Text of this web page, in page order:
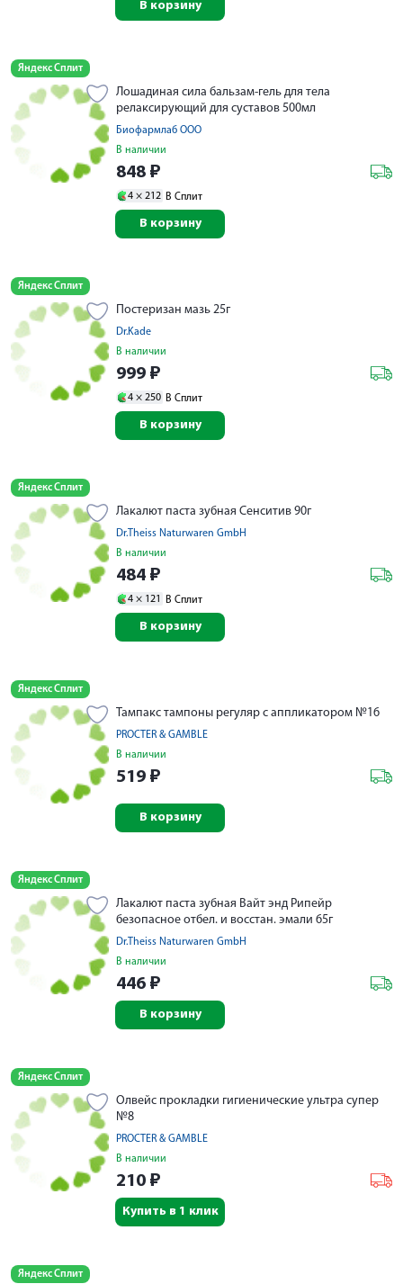
В корзину
Яндекс Сплит
Лошадиная сила бальзам-гель для тела
релаксирующий для суставов 500мл
Биофармлаб ООО
В наличии
848 ₽
4 × 212 В Сплит
В корзину
Яндекс Сплит
Постеризан мазь 25г
Dr.Kade
В наличии
999 ₽
4 × 250 В Сплит
В корзину
Яндекс Сплит
Лакалют паста зубная Сенситив 90г
Dr.Theiss Naturwaren GmbH
В наличии
484 ₽
4 × 121 В Сплит
В корзину
Яндекс Сплит
Тампакс тампоны регуляр с аппликатором №16
PROCTER & GAMBLE
В наличии
519 ₽
В корзину
Яндекс Сплит
Лакалют паста зубная Вайт энд Рипейр
безопасное отбел. и восстан. эмали 65г
Dr.Theiss Naturwaren GmbH
В наличии
446 ₽
В корзину
Яндекс Сплит
Олвейс прокладки гигиенические ультра супер
№8
PROCTER & GAMBLE
В наличии
210 ₽
Купить в 1 клик
Яндекс Сплит